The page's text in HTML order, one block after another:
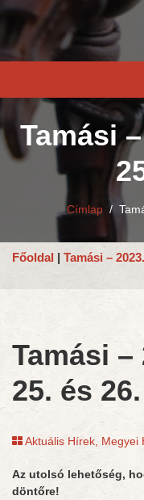
Tamási
Címlap/
Főoldal | Tamási –
Tamási
25. és 26.
Aktuális Hírek Megyei
Az utolsó lehetőség,
döntőre!